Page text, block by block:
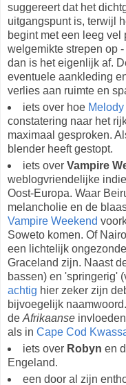
suggereert dat het
uitgangspunt is, terwijl
begint met een leeg
welgemikte strepen op
dan is het eigenlijk af.
eventuele aankleding
verlies aan ruimte en
iets over hoe
constatering naar het
maximaal gesproken.
blender heeft gestopt.
iets over Vampire
weblogvriendelijke
Oost-Europa. Waar
melancholie en de
Vampire Weekend
Soweto komen. Of
een lichtelijk
Graceland zijn. Naast
bassen) en 'springerig'
achtig hier zeker zijn
bijvoegelijk
de Afrikaanse
als in Cape Cod
iets over Robyn en
Engeland.
een door al zijn